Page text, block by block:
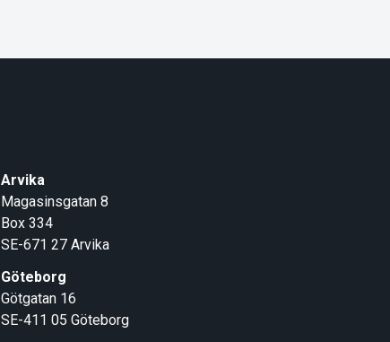
Arvika
Magasinsgatan 8
Box 334
SE-671 27 Arvika
Göteborg
Götgatan 16
SE-411 05 Göteborg